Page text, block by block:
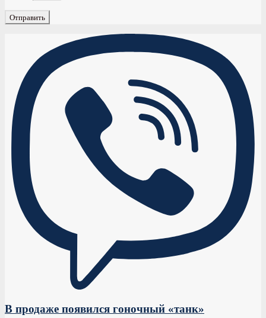
В продаже появился гоночный «танк»